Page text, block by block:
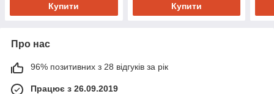
Купити Купити
Про нас
96% позитивних з 28 відгуків за рік
Працює з 26.09.2019